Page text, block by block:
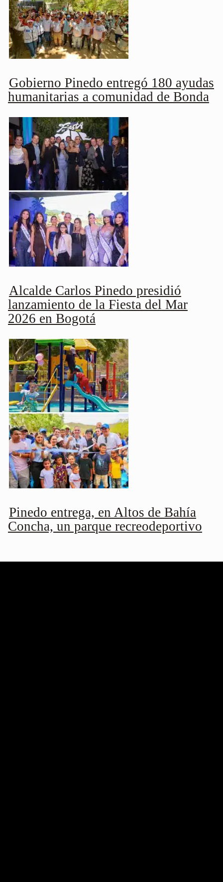
Gobierno Pinedo entregó 180 ayudas
humanitarias a comunidad de Bonda
Alcalde Carlos Pinedo presidió
lanzamiento de la Fiesta del Mar
2026 en Bogotá
Pinedo entrega, en Altos de Bahía
Concha, un parque recreodeportivo